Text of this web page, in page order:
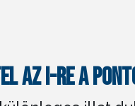
AZ I-RE A